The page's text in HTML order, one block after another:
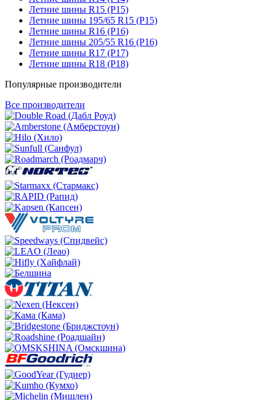
Летние шины R15 (Р15)
Летние шины 195/65 R15 (Р15)
Летние шины R16 (Р16)
Летние шины 205/55 R16 (Р16)
Летние шины R17 (Р17)
Летние шины R18 (Р18)
Популярные производители
Все производители